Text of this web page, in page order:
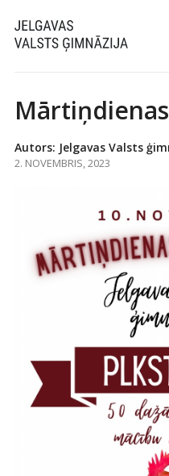
Autors: Jelgavas Valsts
2. NOVEMBRIS, 2023